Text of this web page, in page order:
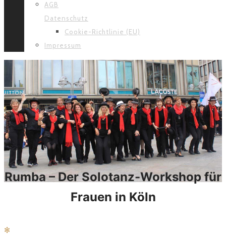
AGB
Datenschutz
Cookie-Richtlinie (EU)
Impressum
Rumba – Der Solotanz-Workshop für
Frauen in Köln
✻